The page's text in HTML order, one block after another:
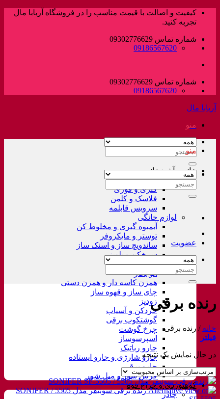
پرش
کیفیت و اصالت با قیمت مناسب را در فروشگاه آربابا مال
تجربه کنید.
شماره تماس 09302776629
09186567620
شماره تماس 09302776629
09186567620
آربابا مال
منو
جستجو
خانه و آشپزخانه
لوازم خانگی غیر برقی
کتری و قوری
فلاسک و کلمن
سرویس قابلمه
لوازم خانگی
آبمیوه گیری و مخلوط کن
توستر و مایکروفر
ساندویچ ساز و اسنک ساز
سرخکن و پلوپز
غذاساز
اتو بخار
همزن کاسه دار و همزن دستی
چای ساز و قهوه ساز
زودپز
خردکن و آسیاب
گوشتکوب برقی
چرخ گوشت
اسپرسوساز
جارو رباتیک
جارو شارژی و جارو ایستاده
جارو برقی
فرش شور و مبل شور
کوهنوردی و چراغ قوه
چادر
منو
جستجو
عضویت
جستجو
رنده برقی
خانه / رنده برقی
فیلتر
در حال نمایش یک نتیجه